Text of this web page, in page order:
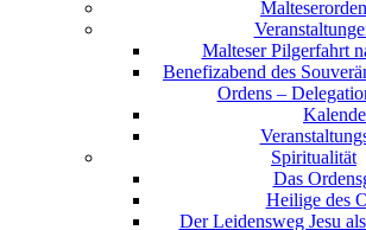
Malteserorden
Malteser Pilgerfahrt
Benefizabend des
Ordens –
Spiritualität
Das
Heilige des
Der Leidensweg Jesu